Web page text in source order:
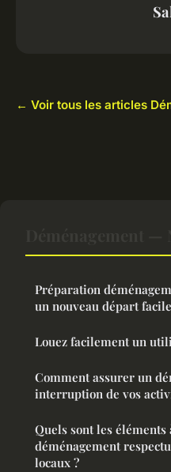
← Voir tous les articles
Préparation
un nouveau départ facile
Louez facilement un
Comment assurer un
interruption de vos
Quels sont les
déménagement
locaux ?